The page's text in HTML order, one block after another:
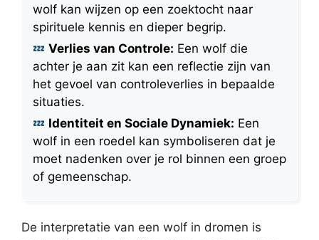
wolf kan wijzen op een zoektocht naar
spirituele kennis en dieper begrip.
Verlies van Controle: Een wolf die
achter je aan zit kan een reflectie zijn van
het gevoel van controleverlies in bepaalde
situaties.
Identiteit en Sociale Dynamiek: Een
wolf in een roedel kan symboliseren dat je
moet nadenken over je rol binnen een groep
of gemeenschap.
De interpretatie van een wolf in dromen is